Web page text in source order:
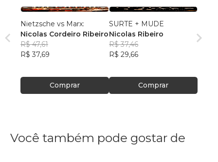
Nietzsche vs Marx:
Nicolas Cordeiro Ribeiro
R$ 47,61
R$ 37,69
Comprar
SURTE + MUDE
Nicolas Ribeiro
R$ 37,46
R$ 29,66
Comprar
Você também pode gostar de